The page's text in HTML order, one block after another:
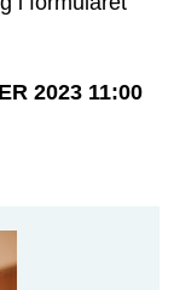
2023 11:00